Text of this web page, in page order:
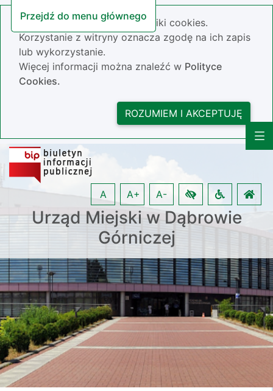
Przejdź do menu głównego
Nasza strona wykorzystuje pliki cookies.
Korzystanie z witryny oznacza zgodę na ich zapis
lub wykorzystanie.
Więcej informacji można znaleźć w Polityce
Cookies.
ROZUMIEM I AKCEPTUJĘ
Urząd Miejski w Dąbrowie
Górniczej
A A+ A-